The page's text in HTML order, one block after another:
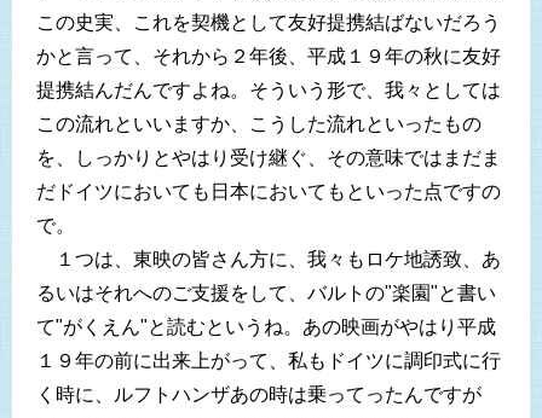
この史実、これを契機として友好提携結ばないだろう
かと言って、それから２年後、平成１９年の秋に友好
提携結んだんですよね。そういう形で、我々としては
この流れといいますか、こうした流れといったもの
を、しっかりとやはり受け継ぐ、その意味ではまだま
だドイツにおいても日本においてもといった点ですの
で。
１つは、東映の皆さん方に、我々もロケ地誘致、あ
るいはそれへのご支援をして、バルトの"楽園"と書い
て"がくえん"と読むというね。あの映画がやはり平成
１９年の前に出来上がって、私もドイツに調印式に行
く時に、ルフトハンザあの時は乗ってったんですが